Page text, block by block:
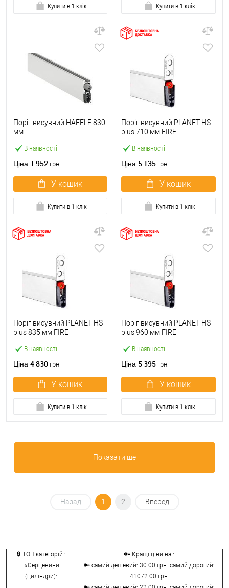
Купити в 1 клік Купити в 1 клік
В наявності
Поріг висувний HAFELE 830
мм
Ціна 1 952 грн.
У кошик
Купити в 1 клік
В наявності
Поріг висувний PLANET HS-
plus 710 мм FIRE
Ціна 5 135 грн.
У кошик
Купити в 1 клік
В наявності
Поріг висувний PLANET HS-
plus 835 мм FIRE
Ціна 4 830 грн.
У кошик
Купити в 1 клік
В наявності
Поріг висувний PLANET HS-
plus 960 мм FIRE
Ціна 5 395 грн.
У кошик
Купити в 1 клік
Показати ще
Назад 1 2 Вперед
🔒 ТОП категорій :
🔑 Кращі ціни на :
⭐Серцевини
(циліндри):
🔑 самий дешевий: 30.00 грн. самий дорогий:
41072.00 грн.